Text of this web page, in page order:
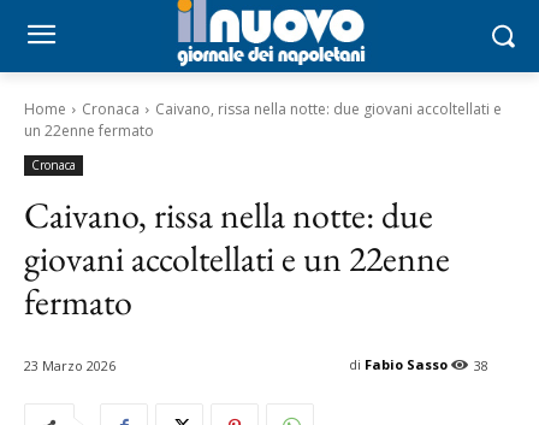
Home Cronaca
Caivano, rissa nella notte: due giovani accoltellati e
un 22enne fermato
Cronaca
Caivano, rissa nella notte: due
giovani accoltellati e un 22enne
fermato
23 Marzo 2026 38
di Fabio Sasso